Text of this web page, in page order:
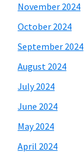
November 2024
October 2024
September 2024
August 2024
July 2024
June 2024
May 2024
April 2024